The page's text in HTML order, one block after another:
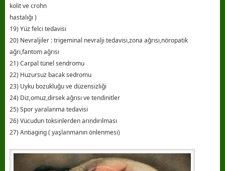
kolit ve crohn
hastalığı )
19) Yüz felci tedavisi
20) Nevraljiler : trigeminal nevralji tedavisi,zona ağrısı,nöropatik
ağrı,fantom ağrısı
21) Carpal tünel sendromu
22) Huzursuz bacak sedromu
23) Uyku bozukluğu ve düzensizliği
24) Diz,omuz,dirsek ağrısı ve tendinitler
25) Spor yaralanma tedavisi
26) Vücudun toksinlerden arındırılması
27) Antiaging ( yaşlanmanın önlenmesi)